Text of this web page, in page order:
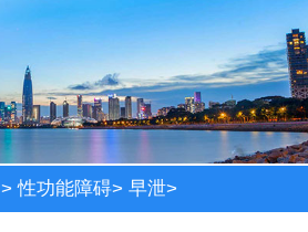
>性功能障碍>早泄>